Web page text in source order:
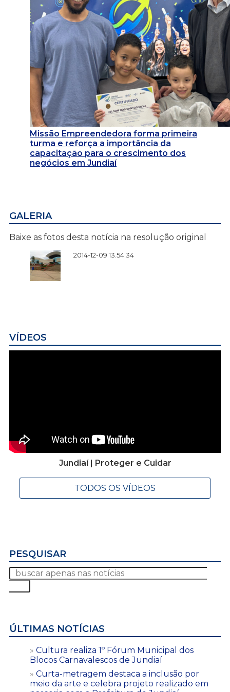
Missão Empreendedora forma primeira
turma e reforça a importância da
capacitação para o crescimento dos
negócios em Jundiaí
GALERIA
Baixe as fotos desta notícia na resolução original
2014-12-09 13.54.34
VÍDEOS
Jundiaí | Proteger e Cuidar
TODOS OS VÍDEOS
PESQUISAR
ÚLTIMAS NOTÍCIAS
Cultura realiza 1º Fórum Municipal dos
Blocos Carnavalescos de Jundiaí
Curta-metragem destaca a inclusão por
meio da arte e celebra projeto realizado em